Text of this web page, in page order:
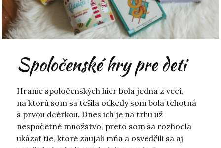
Spoločenské hry pre deti
Hranie spoločenských hier bola jedna z vecí,
na ktorú som sa tešila odkedy som bola tehotná
s prvou dcérkou. Dnes ich je na trhu už
nespočetné množstvo, preto som sa rozhodla
ukázať tie, ktoré zaujali mňa a osvedčili sa aj